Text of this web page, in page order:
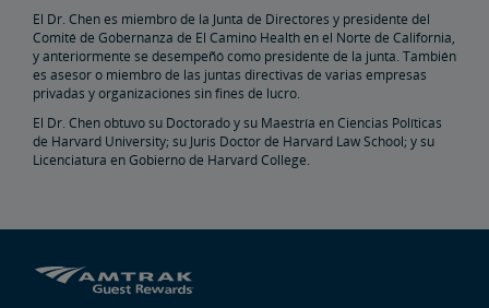
Instalaciones de Servicios Públicos
Arrendamientos, Servidumbres
Titularidad de Propiedad
Planificar Eventos Especiales
Venta Minorista y Arrendamiento
Oportunidades de Publicidad de Amtrak
Contactos de Bienes Raíces
Restauración Ambiental
Instalación Ferroviaria de East Barracks en Trenton
New York Penn Station
Instalación Ferroviaria de West Yard en Wilmington
Instalación Ferroviaria de Cedar Hill en Hamden
Instalación Ferroviaria de County Yard en New Brunswick
Biblioteca de Prácticas y Normas de Ingeniería
Futuro del Ferrocarril
Portal de Subvenciones de Amtrak
El Dr. Chen es miembro de la Junta de Directores y presidente del
Comité de Gobernanza de El Camino Health en el Norte de California,
y anteriormente se desempeñó como presidente de la junta. También
es asesor o miembro de las juntas directivas de varias empresas
privadas y organizaciones sin fines de lucro.
El Dr. Chen obtuvo su Doctorado y su Maestría en Ciencias Políticas
de Harvard University; su Juris Doctor de Harvard Law School; y su
Licenciatura en Gobierno de Harvard College.